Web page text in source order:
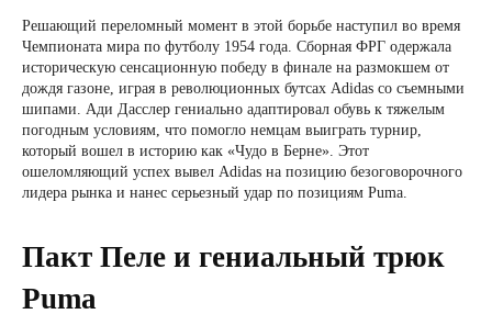
Решающий переломный момент в этой борьбе наступил во время
Чемпионата мира по футболу 1954 года. Сборная ФРГ одержала
историческую сенсационную победу в финале на размокшем от
дождя газоне, играя в революционных бутсах Adidas со съемными
шипами. Ади Дасслер гениально адаптировал обувь к тяжелым
погодным условиям, что помогло немцам выиграть турнир,
который вошел в историю как «Чудо в Берне». Этот
ошеломляющий успех вывел Adidas на позицию безоговорочного
лидера рынка и нанес серьезный удар по позициям Puma.
Пакт Пеле и гениальный трюк
Puma